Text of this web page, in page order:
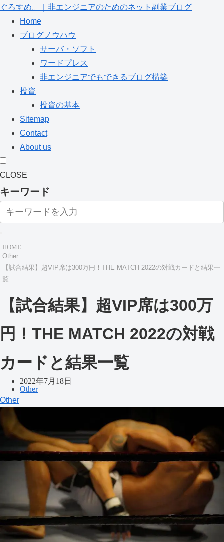
ぐろすめ。｜非エンジニアのためのネット副業ブログ
Home
ブログノウハウ
サーバ・ソフト
ワードプレス
非エンジニアでもできるブログ構築
投資
投資の基本
Sitemap
Contact
About us
CLOSE
キーワード
HOME
Other
【試合結果】超VIP席は300万円！THE MATCH 2022の対戦カードと結果一
覧
【試合結果】超VIP席は300万
円！THE MATCH 2022の対戦
カードと結果一覧
2022年7月18日
Other
Other